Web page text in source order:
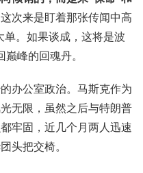
次来是盯着那张传闻中高
单。如果谈成，这将是波
峰的回魂丹。
办公室政治。马斯克作为
无限，虽然之后与特朗普
牢固，近几个月两人迅速
头把交椅。